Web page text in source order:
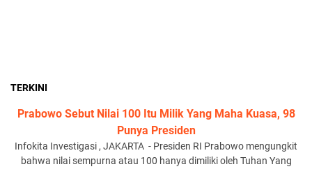
TERKINI
Prabowo Sebut Nilai 100 Itu Milik Yang Maha Kuasa, 98
Punya Presiden
Infokita Investigasi , JAKARTA - Presiden RI Prabowo mengungkit
bahwa nilai sempurna atau 100 hanya dimiliki oleh Tuhan Yang